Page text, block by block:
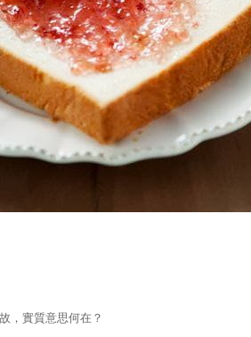
，實質意思何在？